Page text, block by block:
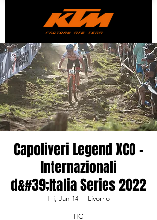
Capoliveri Legend XCO -
Internazionali
d&#39;Italia Series 2022
Fri, Jan 14
  |
Livorno
HC